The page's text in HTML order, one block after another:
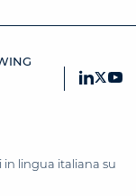
lingua italiana su